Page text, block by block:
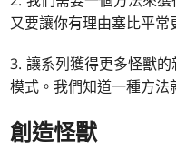
又要讓你有理由塞比平常
3. 讓系列獲得更多怪獸
模式。我們知道一種方法
創造怪獸